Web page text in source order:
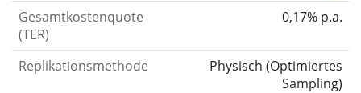
Gesamtkostenquote
(TER)
0,17% p.a.
Replikationsmethode Physisch (Optimiertes
Sampling)